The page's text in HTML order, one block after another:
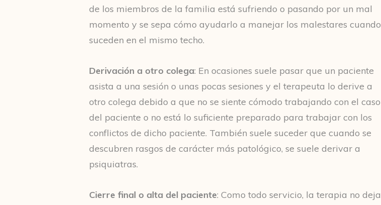
de los miembros de la familia está sufriendo o pasando por un mal
momento y se sepa cómo ayudarlo a manejar los malestares cuando
suceden en el mismo techo.
Derivación a otro colega: En ocasiones suele pasar que un paciente
asista a una sesión o unas pocas sesiones y el terapeuta lo derive a
otro colega debido a que no se siente cómodo trabajando con el caso
del paciente o no está lo suficiente preparado para trabajar con los
conflictos de dicho paciente. También suele suceder que cuando se
descubren rasgos de carácter más patológico, se suele derivar a
psiquiatras.
Cierre final o alta del paciente: Como todo servicio, la terapia no deja